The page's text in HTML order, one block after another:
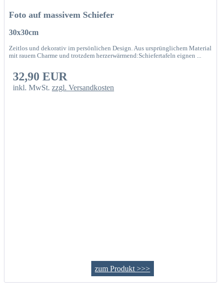
Foto auf massivem Schiefer
30x30cm
Zeitlos und dekorativ im persönlichen Design. Aus ursprünglichem Material
mit rauem Charme und trotzdem herzerwärmend:Schiefertafeln eignen ...
32,90 EUR
inkl. MwSt.zzgl. Versandkosten
zum Produkt >>>